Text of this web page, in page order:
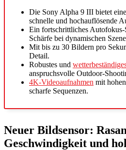
Die Sony Alpha 9 III bietet
schnelle und hochauflösende
Ein fortschrittliches Autofokus-
Schärfe bei dynamischen
Mit bis zu 30 Bildern pro
Detail.
Robustes und
anspruchsvolle Outdoor-
4K-Videoaufnahmen mit
scharfe Sequenzen.
Neuer Bildsensor:
Geschwindigkeit und